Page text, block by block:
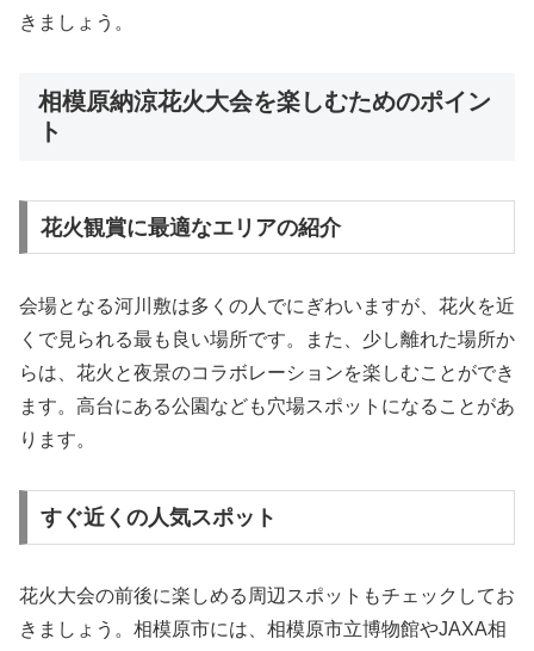
きましょう。
相模原納涼花火大会を楽しむためのポイン
ト
花火観賞に最適なエリアの紹介
会場となる河川敷は多くの人でにぎわいますが、花火を近
くで見られる最も良い場所です。また、少し離れた場所か
らは、花火と夜景のコラボレーションを楽しむことができ
ます。高台にある公園なども穴場スポットになることがあ
ります。
すぐ近くの人気スポット
花火大会の前後に楽しめる周辺スポットもチェックしてお
きましょう。相模原市には、相模原市立博物館やJAXA相